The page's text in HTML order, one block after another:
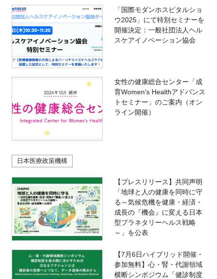
「国際モダンホスピタルショ
ウ2025」にて特別セミナーを
開催決定：一般社団法人ヘル
スケアイノベーション協会
女性の健康総合センター「成
育Womenʼs Healthアドバンス
トセミナー」のご案内（オン
ライン開催）
日本医療政策機構
【プレスリリース】共同声明
「地球と人の健康を同時に守
る～気候危機を健康・経済・
成長の『機会』に変える日本
型プラネタリーヘルス戦略
～」を公表
【7月6日ハイブリッド開催・
参加無料】心・腎・代謝領域
横断シンポジウム「健診制度